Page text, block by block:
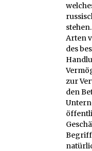
Arten
des
zur
den